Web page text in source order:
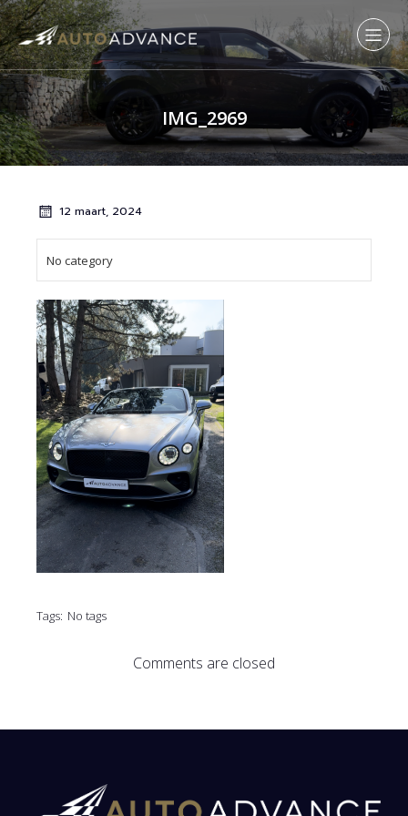
IMG_2969
12 maart, 2024
No category
Tags: No tags
Comments are closed